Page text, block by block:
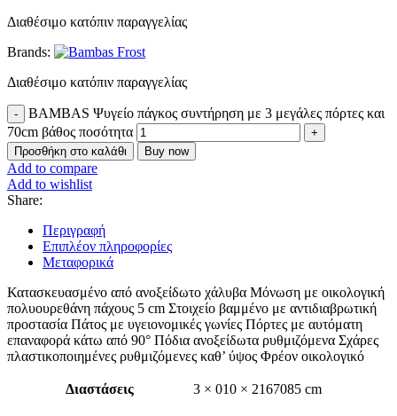
Διαθέσιμο κατόπιν παραγγελίας
Brands:
Διαθέσιμο κατόπιν παραγγελίας
BAMBAS Ψυγείο πάγκος συντήρηση με 3 μεγάλες πόρτες και
70cm βάθος ποσότητα
Προσθήκη στο καλάθι Buy now
Add to compare
Add to wishlist
Share:
Περιγραφή
Επιπλέον πληροφορίες
Μεταφορικά
Κατασκευασμένο από ανοξείδωτο χάλυβα Μόνωση με οικολογική
πολυουρεθάνη πάχους 5 cm Στοιχείο βαμμένο με αντιδιαβρωτική
προστασία Πάτος με υγειονομικές γωνίες Πόρτες με αυτόματη
επαναφορά κάτω από 90° Πόδια ανοξείδωτα ρυθμιζόμενα Σχάρες
πλαστικοποιημένες ρυθμιζόμενες καθ’ ύψος Φρέον οικολογικό
Διαστάσεις 3 × 010 × 2167085 cm